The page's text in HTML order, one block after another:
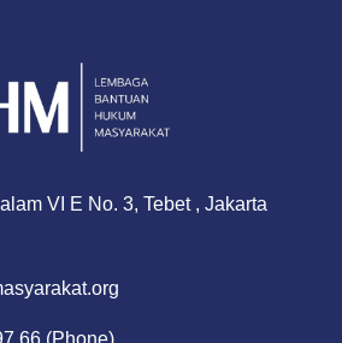
VI E No. 3, Tebet , Jakarta
66 (Phone)